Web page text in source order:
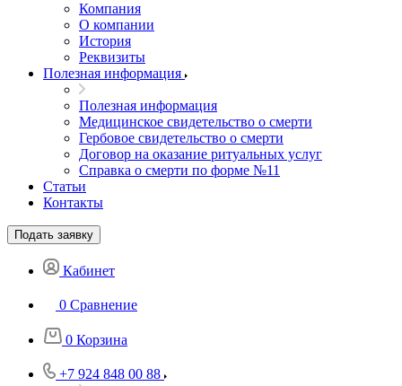
Компания
О компании
История
Реквизиты
Полезная информация
Полезная информация
Медицинское свидетельство о смерти
Гербовое свидетельство о смерти
Договор на оказание ритуальных услуг
Справка о смерти по форме №11
Статьи
Контакты
Подать заявку
Кабинет
0 Сравнение
0 Корзина
+7 924 848 00 88